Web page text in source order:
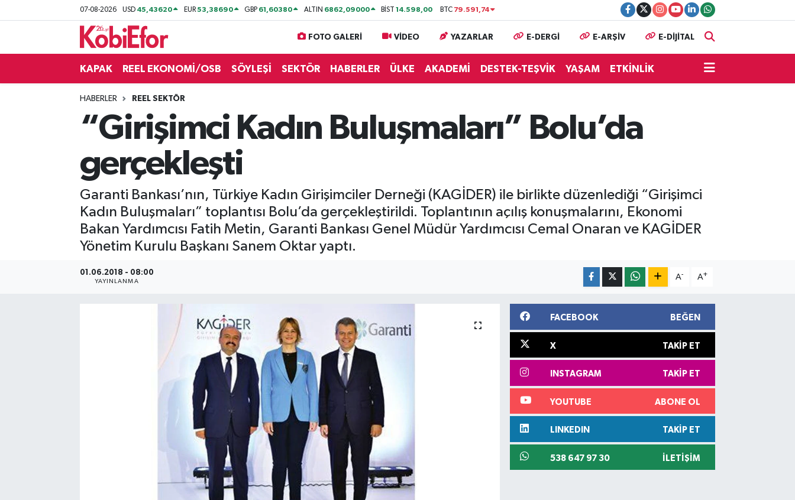
07-08-2026 USD 45,43620 EUR53,38690 GBP 61,60380 ALTIN 6862,09000 BİST14.598,00 BTC 79.591,74
FOTO GALERİ VİDEO YAZARLAR E-DERGİ E-ARŞİV E-DİJİTAL
KAPAK REEL EKONOMİ/OSB SÖYLEŞİ SEKTÖR HABERLER ÜLKE AKADEMİ DESTEK-TEŞVİK YAŞAM ETKİNLİK
HABERLER REEL SEKTÖR
“Girişimci Kadın Buluşmaları” Bolu’da
gerçekleşti
Garanti Bankası’nın, Türkiye Kadın Girişimciler Derneği (KAGİDER) ile birlikte düzenlediği “Girişimci
Kadın Buluşmaları” toplantısı Bolu’da gerçekleştirildi. Toplantının açılış konuşmalarını, Ekonomi
Bakan Yardımcısı Fatih Metin, Garanti Bankası Genel Müdür Yardımcısı Cemal Onaran ve KAGİDER
Yönetim Kurulu Başkanı Sanem Oktar yaptı.
01.06.2018 - 08:00
YAYINLANMA
A- A+
FACEBOOK BEĞEN
X TAKIP ET
INSTAGRAM TAKIP ET
YOUTUBE ABONE OL
LINKEDIN TAKIP ET
538 647 97 30 İLETIŞIM
BİLİŞİM PANO
HABERLER